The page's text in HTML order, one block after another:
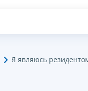
Я являюсь